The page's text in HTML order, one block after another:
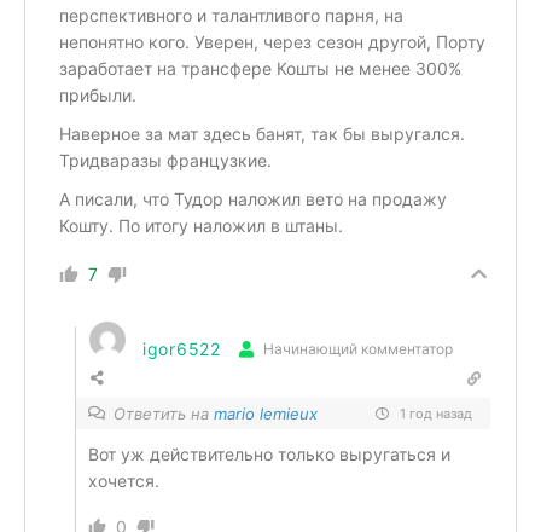
перспективного и талантливого парня, на
непонятно кого. Уверен, через сезон другой, Порту
заработает на трансфере Кошты не менее 300%
прибыли.
Наверное за мат здесь банят, так бы выругался.
Тридваразы французкие.
А писали, что Тудор наложил вето на продажу
Кошту. По итогу наложил в штаны.
7
igor6522 Начинающий комментатор
Ответить на mario lemieux 1 год назад
Вот уж действительно только выругаться и
хочется.
0